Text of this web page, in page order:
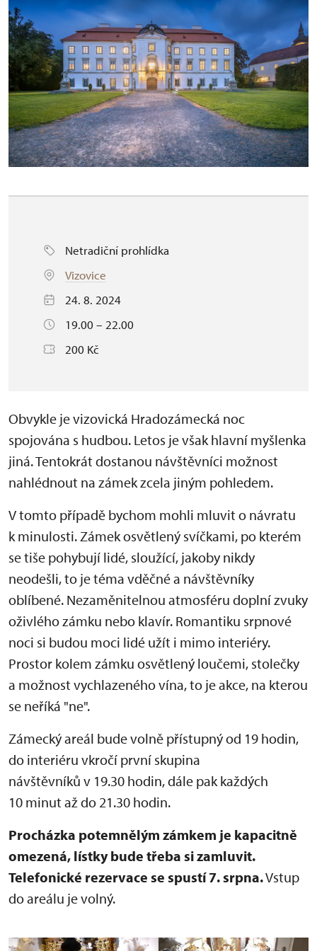
Netradiční prohlídka
Vizovice
24. 8. 2024
19.00 – 22.00
200 Kč
Obvykle je vizovická Hradozámecká noc
spojována s hudbou. Letos je však hlavní myšlenka
jiná. Tentokrát dostanou návštěvníci možnost
nahlédnout na zámek zcela jiným pohledem.
V tomto případě bychom mohli mluvit o návratu
k minulosti. Zámek osvětlený svíčkami, po kterém
se tiše pohybují lidé, sloužící, jakoby nikdy
neodešli, to je téma vděčné a návštěvníky
oblíbené. Nezaměnitelnou atmosféru doplní zvuky
oživlého zámku nebo klavír. Romantiku srpnové
noci si budou moci lidé užít i mimo interiéry.
Prostor kolem zámku osvětlený loučemi, stolečky
a možnost vychlazeného vína, to je akce, na kterou
se neříká "ne".
Zámecký areál bude volně přístupný od 19 hodin,
do interiéru vkročí první skupina
návštěvníků v 19.30 hodin, dále pak každých
10 minut až do 21.30 hodin.
Procházka potemnělým zámkem je kapacitně
omezená, lístky bude třeba si zamluvit.
Telefonické rezervace se spustí 7. srpna.Vstup
do areálu je volný.